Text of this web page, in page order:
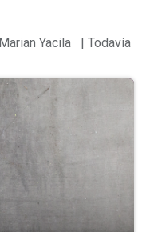
Marian Yacila
| Todavía